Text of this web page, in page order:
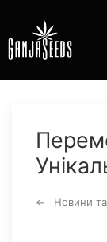
Новини та